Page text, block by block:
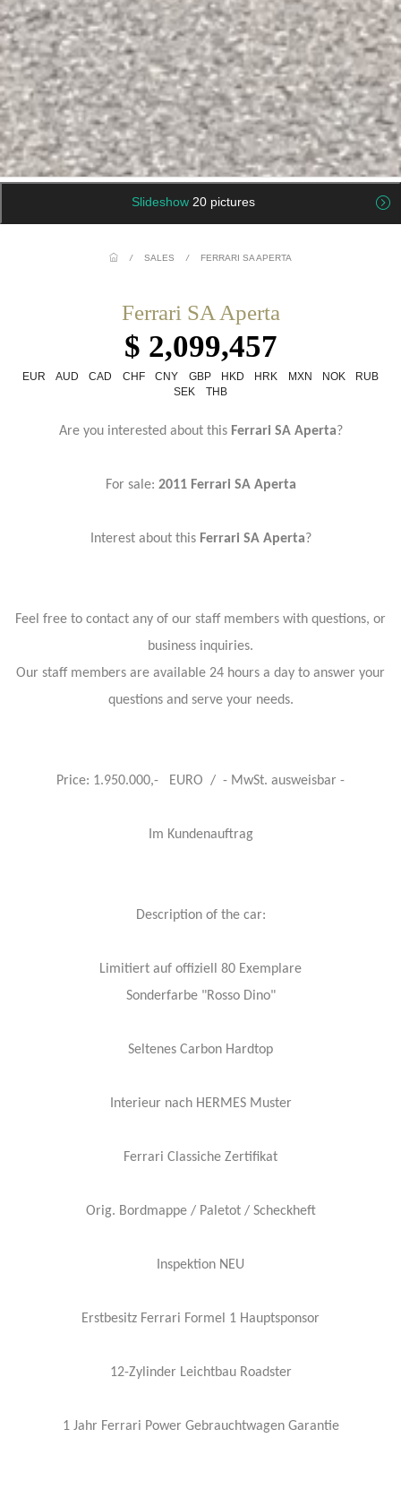
Slideshow 20 pictures
/ SALES / FERRARI SA APERTA
Ferrari SA Aperta
$ 2,099,457
EUR AUD CAD CHF CNY GBP HKD HRK MXN NOK
RUB
SEK
THB
Are you interested about this Ferrari SA Aperta?
For sale: 2011 Ferrari SA Aperta
Interest about this Ferrari SA Aperta?
Feel free to contact any of our staff members with questions, or
business inquiries.
Our staff members are available 24 hours a day to answer your
questions and serve your needs.
Price: 1.950.000,- EURO / - MwSt. ausweisbar -
Im Kundenauftrag
Description of the car:
Limitiert auf offiziell 80 Exemplare
Sonderfarbe "Rosso Dino"
Seltenes Carbon Hardtop
Interieur nach HERMES Muster
Ferrari Classiche Zertifikat
Orig. Bordmappe / Paletot / Scheckheft
Inspektion NEU
Erstbesitz Ferrari Formel 1 Hauptsponsor
12-Zylinder Leichtbau Roadster
1 Jahr Ferrari Power Gebrauchtwagen Garantie